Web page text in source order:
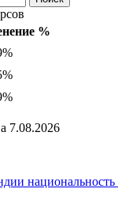
%
%
%
%
7.08.2026
национальность